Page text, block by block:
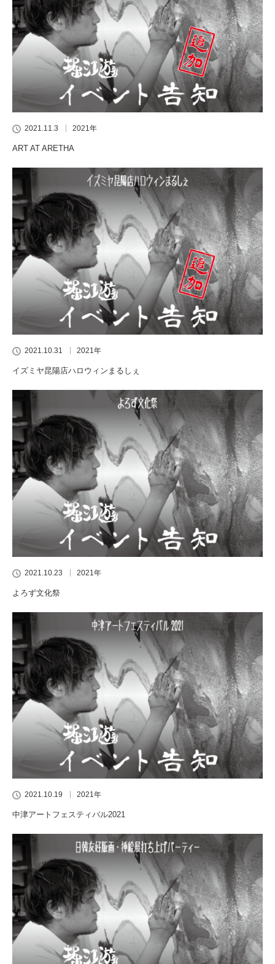
2021.11.3 2021年
ART AT ARETHA
2021.10.31 2021年
イズミヤ昆陽店ハロウィンまるしぇ
2021.10.23 2021年
よろず文化祭
2021.10.19 2021年
中津アートフェスティバル2021